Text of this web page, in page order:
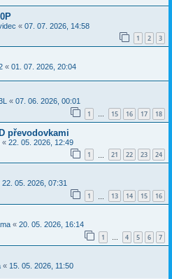
« 07. 07. 2026, 14:58
1 2 3
« 01. 07. 2026, 20:04
« 07. 06. 2026, 00:01
1 … 15 16 17 18
převodovkami
« 22. 05. 2026, 12:49
1 21 22 23 24
22. 05. 2026, 07:31
1 13 14 15 16
« 20. 05. 2026, 16:14
1 … 4 5 6 7
« 15. 05. 2026, 11:50